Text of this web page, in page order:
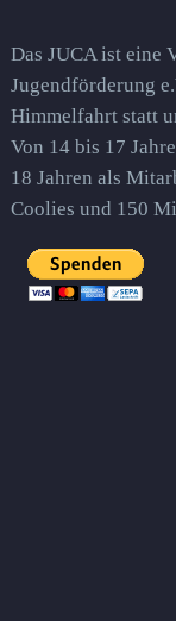
Das JUCA ist eine
Jugendförderung
Himmelfahrt statt
Von 14 bis 17
18 Jahren als
Coolies und 150